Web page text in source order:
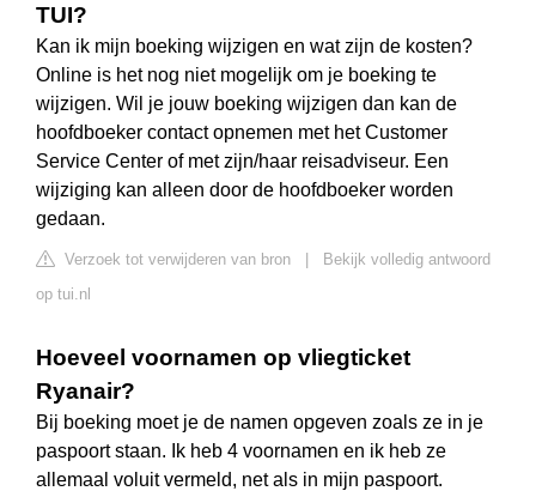
TUI?
Kan ik mijn boeking wijzigen en wat zijn de kosten?
Online is het nog niet mogelijk om je boeking te
wijzigen. Wil je jouw boeking wijzigen dan kan de
hoofdboeker contact opnemen met het Customer
Service Center of met zijn/haar reisadviseur. Een
wijziging kan alleen door de hoofdboeker worden
gedaan.
Verzoek tot verwijderen van bron
Bekijk volledig antwoord
op tui.nl
Hoeveel voornamen op vliegticket
Ryanair?
Bij boeking moet je de namen opgeven zoals ze in je
paspoort staan. Ik heb 4 voornamen en ik heb ze
allemaal voluit vermeld, net als in mijn paspoort.